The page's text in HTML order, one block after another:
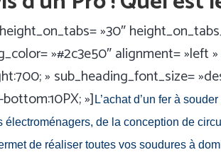
»30″
»#2c3e50″ alignment=
» sub_heading_font_size=
»] L’achat d’un fer à
de la conception de
de réaliser toutes vos soudures à